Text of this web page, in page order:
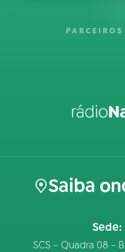
Saiba
Sede:
SCS – Quadra 08 –